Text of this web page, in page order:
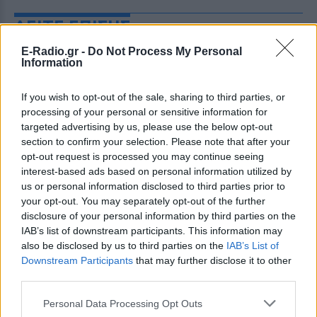
E-Radio.gr - Do Not Process My Personal
Information
If you wish to opt-out of the sale, sharing to third parties, or
processing of your personal or sensitive information for
targeted advertising by us, please use the below opt-out
section to confirm your selection. Please note that after your
opt-out request is processed you may continue seeing
interest-based ads based on personal information utilized by
us or personal information disclosed to third parties prior to
your opt-out. You may separately opt-out of the further
disclosure of your personal information by third parties on the
IAB’s list of downstream participants. This information may
also be disclosed by us to third parties on the IAB’s List of
Downstream Participants that may further disclose it to other
Personal Data Processing Opt Outs
ΔΕΙΤΕ ΕΠΙΣΗΣ
ΣΤΗΝ ΙΔΙΑ ΚΑΤΗΓΟΡΙΑ
Βάλια Χατζηθεοδώρου: Μπικίνι
και βραδινές έξοδοι στη
Μύκονο – Οι φωτογραφίες της
ΣΉΜΕΡΑ
Η παρουσιάστρια μοιράστηκε στο
Instagram σειρά στιγμιότυπων από τις
καλοκαιρινές της διακοπές στο «νησί
των ανέμων».
Η Γαρυφαλλιά Καληφώνη στην
Πάρο με μαύρο μπικίνι ‑ δείτε
τις πόζες της
ΣΉΜΕΡΑ
Το μοντέλο μοιράστηκε φωτογραφίες
νησί των Κυκλάδων